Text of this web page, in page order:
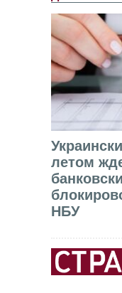
летом
НБУ